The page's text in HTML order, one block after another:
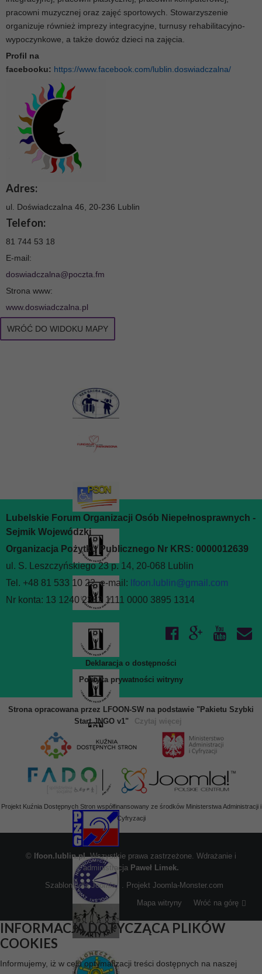
pracowni muzycznej oraz zajęć sportowych. Stowarzyszenie
organizuje również imprezy integracyjne, turnusy rehabilitacyjno-
wypoczynkowe, a także dowóz dzieci na zajęcia.
Profil na
facebooku: https://www.facebook.com/lublin.doswiadczalna/
Adres:
ul. Doświadczalna 46, 20-236 Lublin
Telefon:
81 744 53 18
E-mail:
doswiadczalna@poczta.fm
Strona www:
www.doswiadczalna.pl
WRÓĆ DO WIDOKU MAPY
Lubelskie Forum Organizacji Osób Niepełnosprawnych -
Sejmik Wojewódzki
Organizacja Pożytku Publicznego Nr KRS: 0000012639
ul. S. Leszczyńskiego 23 p. 14, 20-068 Lublin
Tel. +48 81 533 10 22, e-mail: lfoon.lublin@gmail.com
Nr konta: 13 1240 2382 1111 0000 3895 1314
Deklaracja o dostępności
Polityka prywatności witryny
Strona opracowana przez LFOON-SW na podstawie "Pakietu Szybki
Start JNGO v1"
Czytaj więcej
Projekt Kuźnia Dostępnych Stron współfinansowany ze środków Ministerstwa Administracji i
Cyfryzacji
© lfoon.lublin.pl. Wszystkie prawa zastrzeżone. Wdrażanie i
administracja Paweł Limek.
Szablony dla Joomla
. Projekt Joomla-Monster.com
Mapa witryny
Wróć na górę
INFORMACJA DOTYCZĄCA PLIKÓW
COOKIES
Informujemy, iż w celu optymalizacji treści dostępnych na naszej